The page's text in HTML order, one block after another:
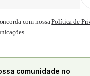
com nossaPolítica de
comunidade no